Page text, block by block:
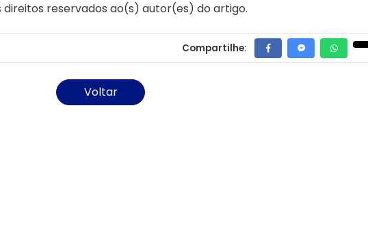
direitos reservados ao(s) autor(es) do artigo.
Compartilhe:
Voltar